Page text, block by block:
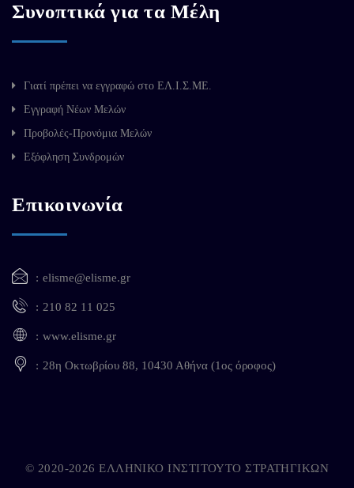
Συνοπτικά για τα Μέλη
Γιατί πρέπει να εγγραφώ στο ΕΛ.Ι.Σ.ΜΕ.
Εγγραφή Νέων Μελών
Προβολές-Προνόμια Μελών
Εξόφληση Συνδρομών
Επικοινωνία
elisme@elisme.gr
210 82 11 025
www.elisme.gr
28η Οκτωβρίου 88, 10430 Αθήνα (1ος όροφος)
© 2020-2026 ΕΛΛΗΝΙΚΟ ΙΝΣΤΙΤΟΥΤΟ ΣΤΡΑΤΗΓΙΚΩΝ